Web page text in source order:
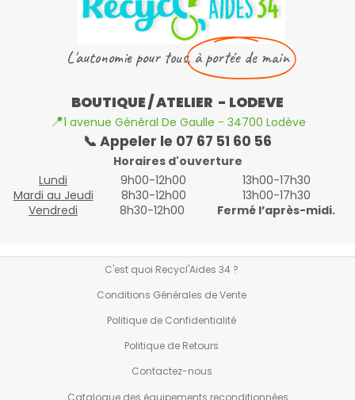
L'autonomie pour tous,à portée de main
BOUTIQUE / ATELIER - LODEVE
📍1 avenue Général De Gaulle - 34700 Lodève
📞 Appeler le 07 67 51 60 56
Horaires d'ouverture
Lundi
9h00-12h00
13h00-17h30
Mardi au Jeudi
8h30-12h00
13h00-17h30
Vendredi
8h30-12h00 Fermé l’après-midi.
C'est quoi Recycl'Aides 34 ?
Conditions Générales de Vente
Politique de Confidentialité
Politique de Retours
Contactez-nous